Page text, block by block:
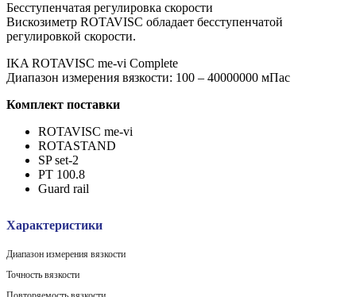
Бесступенчатая регулировка скорости
Вискозиметр ROTAVISC обладает бесступенчатой
регулировкой скорости.
IKA ROTAVISC me-vi Complete
Диапазон измерения вязкости: 100 – 40000000 мПас
Комплект поставки
ROTAVISC me-vi
ROTASTAND
SP set-2
PT 100.8
Guard rail
Характеристики
Диапазон измерения вязкости
Точность вязкости